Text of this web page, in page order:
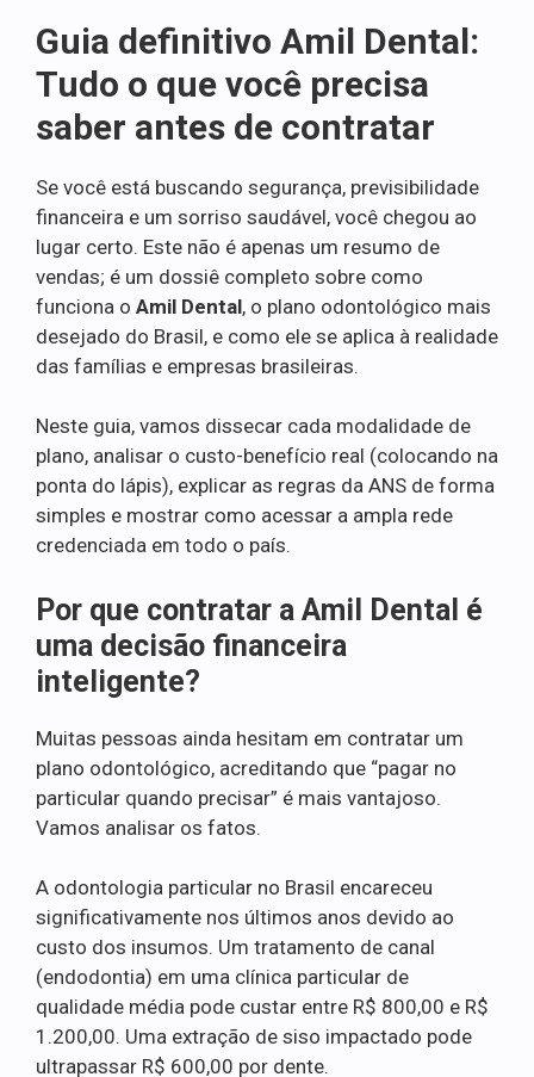
Guia definitivo Amil Dental:
Tudo o que você precisa
saber antes de contratar
Se você está buscando segurança, previsibilidade
financeira e um sorriso saudável, você chegou ao
lugar certo. Este não é apenas um resumo de
vendas; é um dossiê completo sobre como
funciona o Amil Dental, o plano odontológico mais
desejado do Brasil, e como ele se aplica à realidade
das famílias e empresas brasileiras.
Neste guia, vamos dissecar cada modalidade de
plano, analisar o custo-benefício real (colocando na
ponta do lápis), explicar as regras da ANS de forma
simples e mostrar como acessar a ampla rede
credenciada em todo o país.
Por que contratar a Amil Dental é
uma decisão financeira
inteligente?
Muitas pessoas ainda hesitam em contratar um
plano odontológico, acreditando que “pagar no
particular quando precisar” é mais vantajoso.
Vamos analisar os fatos.
A odontologia particular no Brasil encareceu
significativamente nos últimos anos devido ao
custo dos insumos. Um tratamento de canal
(endodontia) em uma clínica particular de
qualidade média pode custar entre R$ 800,00 e R$
1.200,00. Uma extração de siso impactado pode
ultrapassar R$ 600,00 por dente.